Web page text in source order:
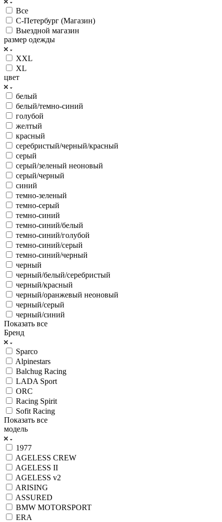
Все
С-Петербург (Магазин)
Выездной магазин
размер одежды
XXL
XL
цвет
белый
белый/темно-синий
голубой
желтый
красный
серебристый/черный/красный
серый
серый/зеленый неоновый
серый/черный
синий
темно-зеленый
темно-серый
темно-синий
темно-синий/белый
темно-синий/голубой
темно-синий/серый
темно-синий/черный
черный
черный/белый/серебристый
черный/красный
черный/оранжевый неоновый
черный/серый
черный/синий
Показать все
Бренд
Sparco
Alpinestars
Balchug Racing
LADA Sport
ORC
Racing Spirit
Sofit Racing
Показать все
модель
1977
AGELESS CREW
AGELESS II
AGELESS v2
ARISING
ASSURED
BMW MOTORSPORT
ERA